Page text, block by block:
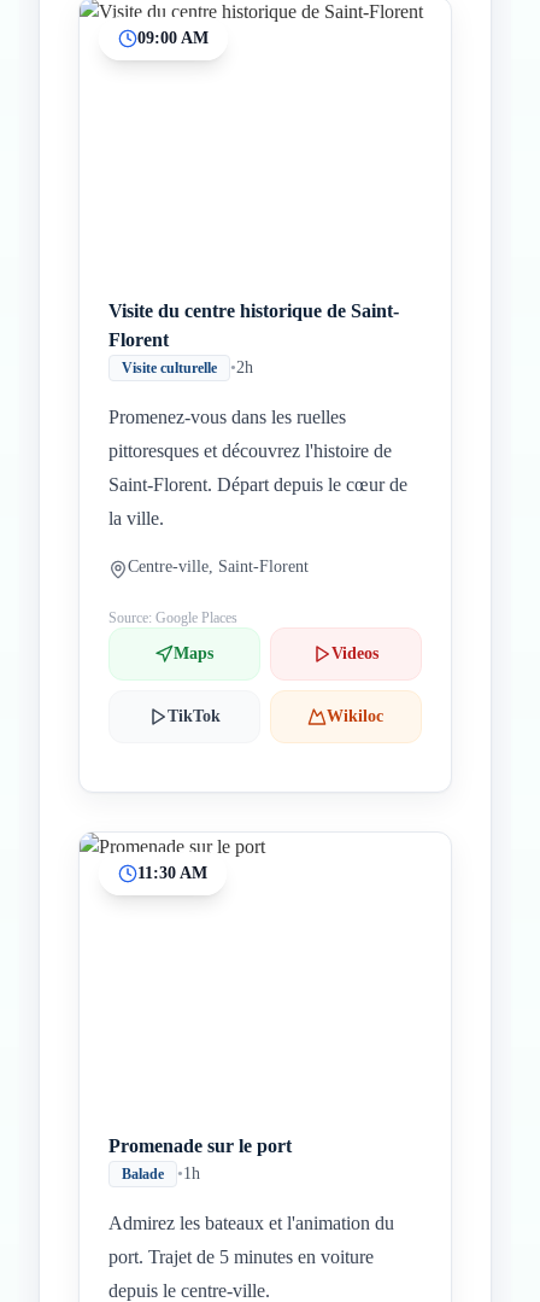
09:00 AM
Visite du centre historique de Saint-
Florent
Visite culturelle •2h
Promenez-vous dans les ruelles
pittoresques et découvrez l'histoire de
Saint-Florent. Départ depuis le cœur de
la ville.
Centre-ville, Saint-Florent
Source: Google Places
Maps Videos
TikTok Wikiloc
11:30 AM
Promenade sur le port
Balade •1h
Admirez les bateaux et l'animation du
port. Trajet de 5 minutes en voiture
depuis le centre-ville.